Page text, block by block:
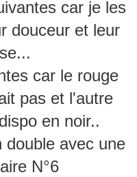
car je les
douceur et leur
car le rouge
pas et l'autre
en noir..
double avec une
N°6